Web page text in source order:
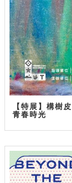
【特展】構樹
青春時光